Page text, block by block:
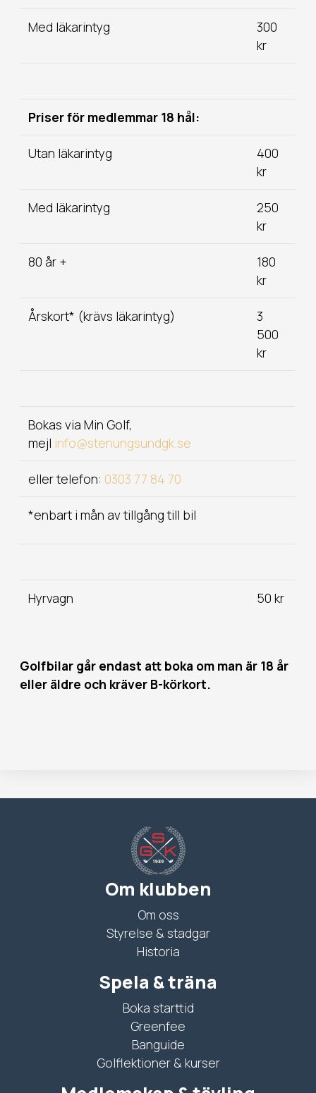
Med läkarintyg
300
kr
Priser för medlemmar 18 hål:
Utan läkarintyg
400
kr
Med läkarintyg
250
kr
80 år +
180
kr
Årskort* (krävs läkarintyg)
3
500
kr
Bokas via Min Golf,
mejl info@stenungsundgk.se
eller telefon: 0303 77 84 70
*enbart i mån av tillgång till bil
Hyrvagn 50 kr
Golfbilar går endast att boka om man är 18 år
eller äldre och kräver B-körkort.
Om klubben
Om oss
Styrelse & stadgar
Historia
Spela & träna
Boka starttid
Greenfee
Banguide
Golflektioner & kurser